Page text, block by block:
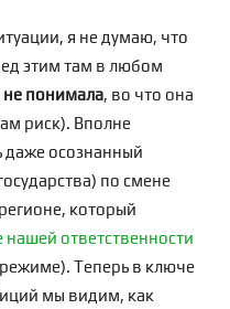
я не думаю, что
этим там в любом
не понимала, во что она
риск). Вполне
осознанный
по смене
который
нашей ответственности
Теперь в ключе
мы видим, как